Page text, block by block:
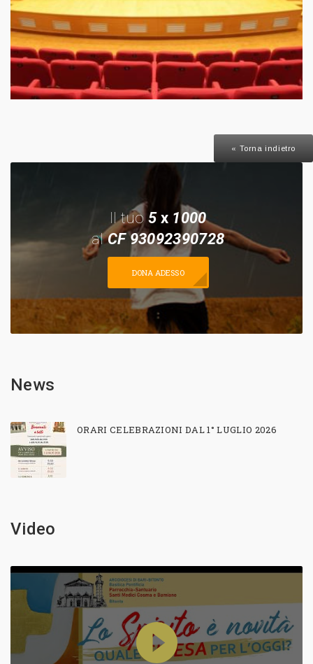
« Torna indietro
Il tuo5x 1000
alCF 93092390728
DONA ADESSO
News
ORARI CELEBRAZIONI DAL 1° LUGLIO 2026
Video